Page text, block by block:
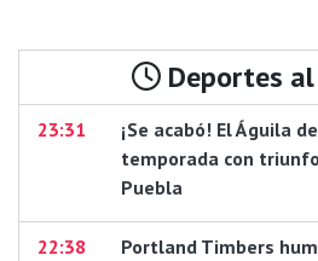
Deportes
23:31
¡Se acabó! El Águila
temporada con
Puebla
22:38
Portland Timbers